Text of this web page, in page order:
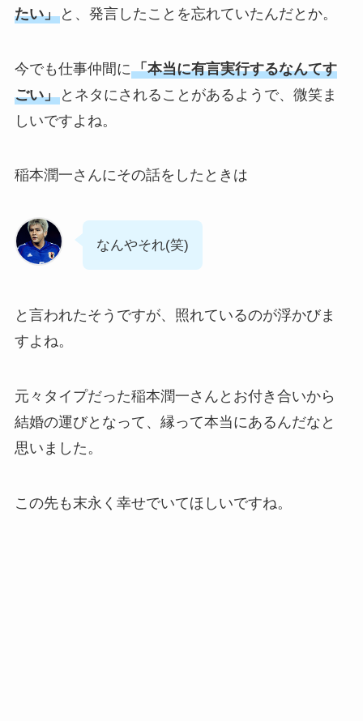
たい」と、発言したことを忘れていたんだとか。
今でも仕事仲間に「本当に有言実行するなんてす
ごい」とネタにされることがあるようで、微笑ま
しいですよね。
稲本潤一さんにその話をしたときは
なんやそれ(笑)
と言われたそうですが、照れているのが浮かびま
すよね。
元々タイプだった稲本潤一さんとお付き合いから
結婚の運びとなって、縁って本当にあるんだなと
思いました。
この先も末永く幸せでいてほしいですね。